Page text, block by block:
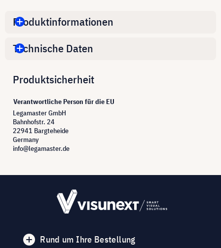
Produktinformationen
Technische Daten
Produktsicherheit
Verantwortliche Person für die EU
Legamaster GmbH
Bahnhofstr. 24
22941 Bargteheide
Germany
info@legamaster.de
Rund um Ihre Bestellung